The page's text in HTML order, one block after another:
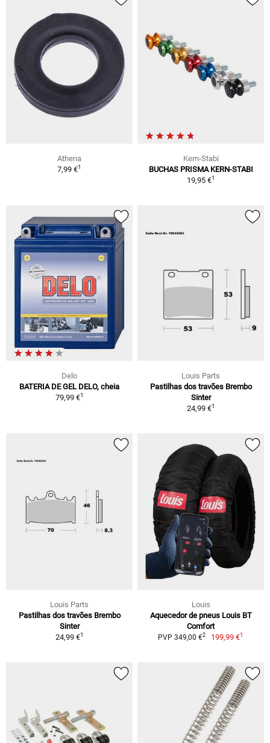
Athena
7,99 €1
Kern-Stabi
BUCHAS PRISMA KERN-STABI
19,95 €1
Delo
BATERIA DE GEL DELO, cheia
79,99 €1
Louis Parts
Pastilhas dos travões Brembo
Sinter
24,99 €1
Louis Parts
Pastilhas dos travões Brembo
Sinter
24,99 €1
Louis
Aquecedor de pneus Louis BT
Comfort
PVP 349,00 €2 199,99 €1